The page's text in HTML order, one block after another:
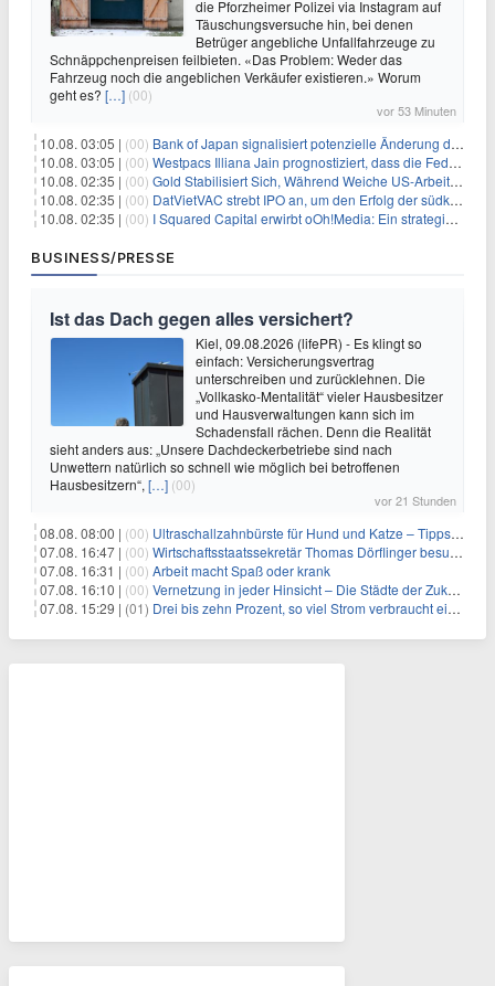
die Pforzheimer Polizei via Instagram auf
Täuschungsversuche hin, bei denen
Betrüger angebliche Unfallfahrzeuge zu
Schnäppchenpreisen feilbieten. «Das Problem: Weder das
Fahrzeug noch die angeblichen Verkäufer existieren.» Worum
geht es? […] (00)
vor 53 Minuten
10.08. 03:05 | (00) Bank of Japan signalisiert potenzielle Änderung der Zinspolitik angesichts von Inflationsbedenken
10.08. 03:05 | (00) Westpacs Illiana Jain prognostiziert, dass die Fed die Zinssätze nach dem Arbeitsmarktbericht stabil halten wird
10.08. 02:35 | (00) Gold Stabilisiert Sich, Während Weiche US-Arbeitsmarktdaten Zinsängste Lindern
10.08. 02:35 | (00) DatVietVAC strebt IPO an, um den Erfolg der südkoreanischen Unterhaltungsindustrie nachzuahmen
10.08. 02:35 | (00) I Squared Capital erwirbt oOh!Media: Ein strategischer Schritt in der Außenwerbung
BUSINESS/PRESSE
Ist das Dach gegen alles versichert?
Kiel, 09.08.2026 (lifePR) - Es klingt so
einfach: Versicherungsvertrag
unterschreiben und zurücklehnen. Die
„Vollkasko-Mentalität“ vieler Hausbesitzer
und Hausverwaltungen kann sich im
Schadensfall rächen. Denn die Realität
sieht anders aus: „Unsere Dachdeckerbetriebe sind nach
Unwettern natürlich so schnell wie möglich bei betroffenen
Hausbesitzern“, […] (00)
vor 21 Stunden
08.08. 08:00 | (00) Ultraschallzahnbürste für Hund und Katze – Tipps zur erfolgreichen Eingewöhnung
07.08. 16:47 | (00) Wirtschaftsstaatssekretär Thomas Dörflinger besucht Handwerksbetrieb im Kammerbezirk Freiburg
07.08. 16:31 | (00) Arbeit macht Spaß oder krank
07.08. 16:10 | (00) Vernetzung in jeder Hinsicht – Die Städte der Zukunft sind grün-blau
07.08. 15:29 | (01) Drei bis zehn Prozent, so viel Strom verbraucht ein Aufzug im Gebäude